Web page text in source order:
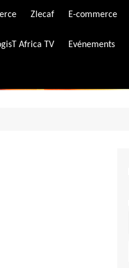
Zlecaf E-commerce
Africa TV Evénements